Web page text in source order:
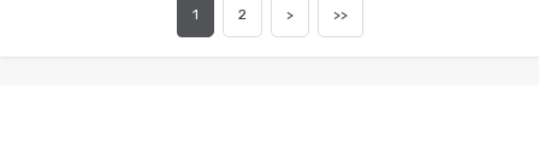
1 2 > >>